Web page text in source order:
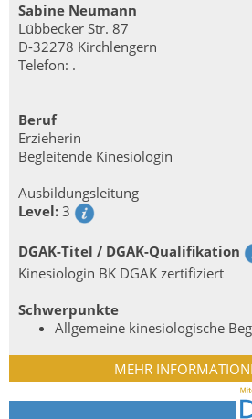
Sabine Neumann
Lübbecker Str. 87
D-32278 Kirchlengern
Telefon: .
Beruf
Erzieherin
Begleitende Kinesiologin
Ausbildungsleitung
Level: 3
DGAK-Titel / DGAK-Qualifikation
Kinesiologin BK DGAK zertifiziert
Schwerpunkte
Allgemeine kinesiologische
MEHR